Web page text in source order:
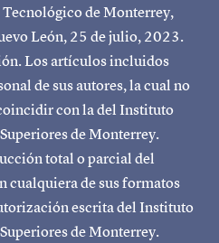
de Monterrey,
León, 25 de julio, 2023.
Los artículos incluidos
de sus autores, la cual no
con la del Instituto
de Monterrey.
total o parcial del
cualquiera de sus formatos
escrita del Instituto
de Monterrey.